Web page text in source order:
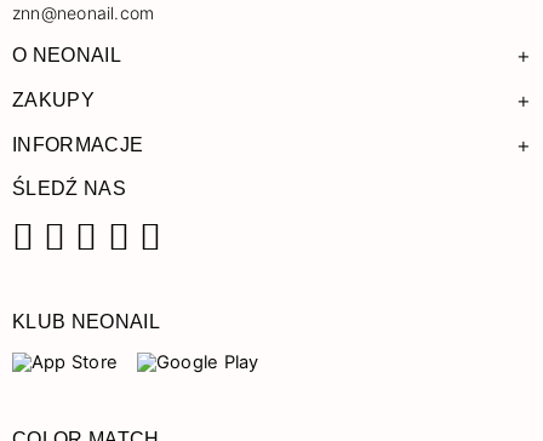
znn@neonail.com
O NEONAIL +
ZAKUPY +
INFORMACJE +
ŚLEDŹ NAS
KLUB NEONAIL